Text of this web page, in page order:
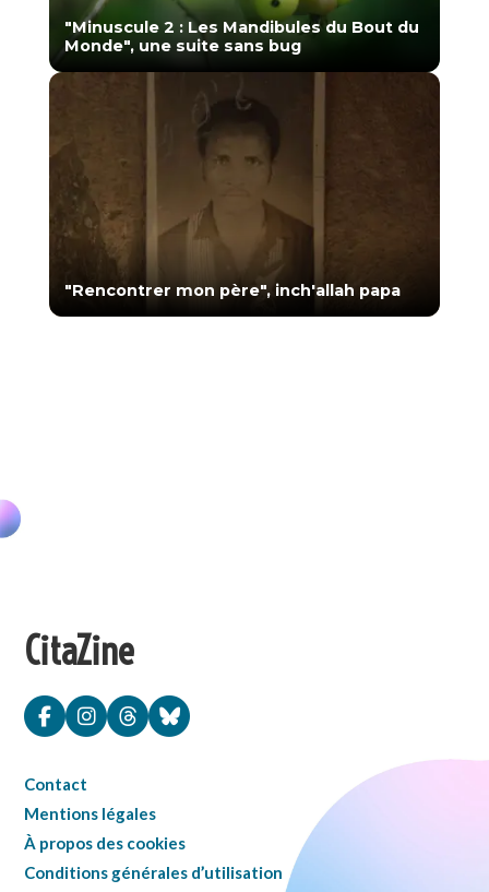
"Minuscule 2 : Les Mandibules du Bout du
Monde", une suite sans bug
"Rencontrer mon père", inch'allah papa
CitaZine
Contact
Mentions légales
À propos des cookies
Conditions générales d’utilisation